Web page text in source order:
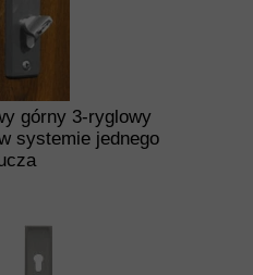
górny 3-ryglowy
systemie jednego